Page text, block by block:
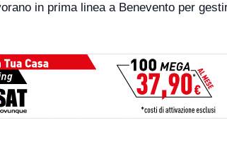
in prima linea a Benevento per